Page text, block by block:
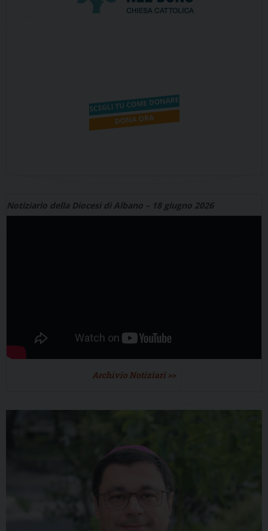
Notiziario della Diocesi di Albano – 18 giugno 2026
Archivio Notiziari >>